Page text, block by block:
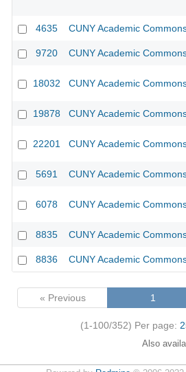
4635 CUNY Academic
9720 CUNY Academic
18032 CUNY Academic
19878 CUNY Academic
22201 CUNY Academic
5691 CUNY Academic
6078 CUNY Academic
8835 CUNY Academic
8836 CUNY Academic
« Previous 1
(1-100/352) Per page:
Also